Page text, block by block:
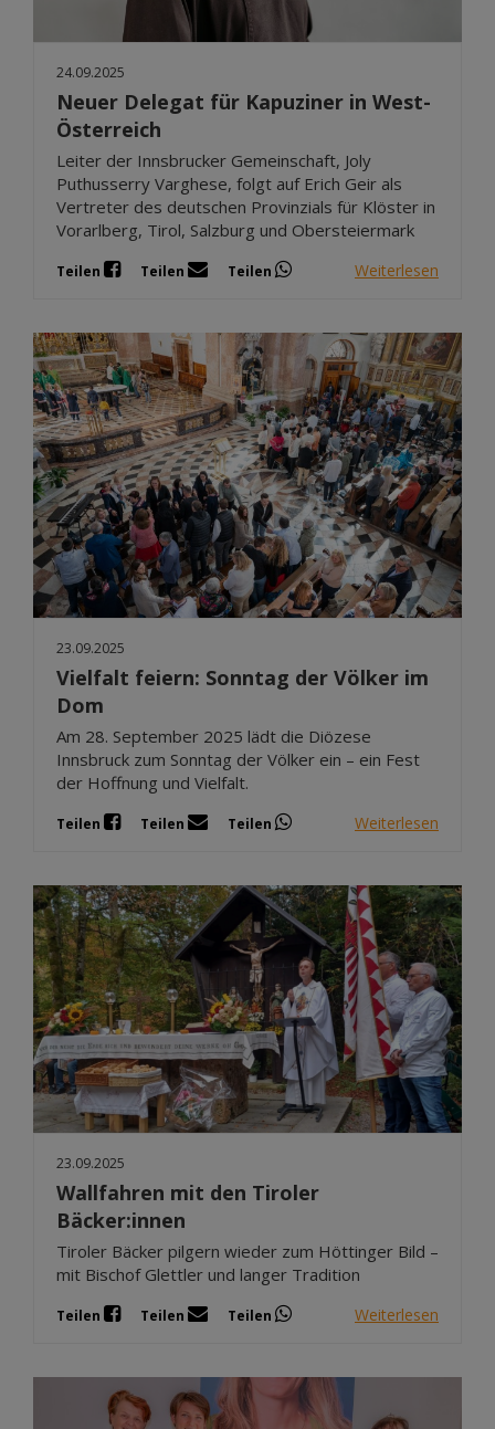
24.09.2025
Neuer Delegat für Kapuziner in West-
Österreich
Leiter der Innsbrucker Gemeinschaft, Joly
Puthusserry Varghese, folgt auf Erich Geir als
Vertreter des deutschen Provinzials für Klöster in
Vorarlberg, Tirol, Salzburg und Obersteiermark
Teilen Teilen Teilen Weiterlesen
23.09.2025
Vielfalt feiern: Sonntag der Völker im
Dom
Am 28. September 2025 lädt die Diözese
Innsbruck zum Sonntag der Völker ein – ein Fest
der Hoffnung und Vielfalt.
Teilen Teilen Teilen Weiterlesen
23.09.2025
Wallfahren mit den Tiroler
Bäcker:innen
Tiroler Bäcker pilgern wieder zum Höttinger Bild –
mit Bischof Glettler und langer Tradition
Teilen Teilen Teilen Weiterlesen